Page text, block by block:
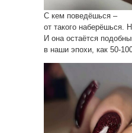
С кем поведёшься –
от такого наберёшься.
И она остаётся
в наши эпохи, как 50-